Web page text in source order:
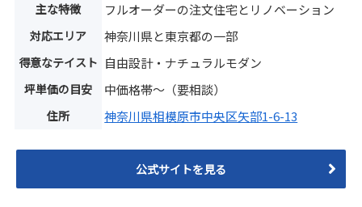
主な特徴 フルオーダーの注文住宅とリノベーション
対応エリア 神奈川県と東京都の一部
得意なテイスト 自由設計・ナチュラルモダン
坪単価の目安 中価格帯〜（要相談）
住所 神奈川県相模原市中央区矢部1-6-13
公式サイトを見る